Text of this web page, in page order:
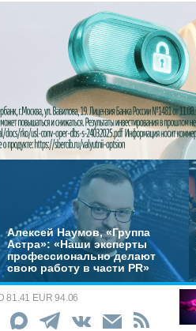
Алексей Наумов, «Группа
Астра»: «Наши эксперты
профессионально делают
свою работу в части PR»
81.41 EUR 94.06